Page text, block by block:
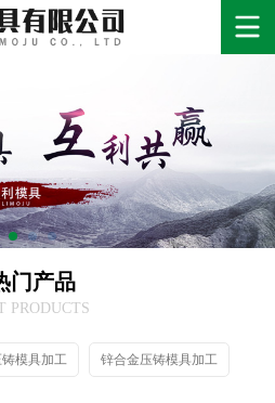
门产品
PRODUCTS
模具加工 锌合金压铸模具加工